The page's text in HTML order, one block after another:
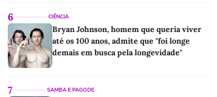
6 CIÊNCIA
Bryan Johnson, homem que queria viver
até os 100 anos, admite que "foi longe
demais em busca pela longevidade"
7 SAMBA E PAGODE